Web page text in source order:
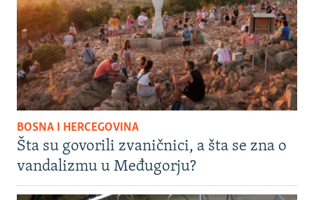
BOSNA I HERCEGOVINA
Šta su govorili zvaničnici, a šta se zna o
vandalizmu u Međugorju?